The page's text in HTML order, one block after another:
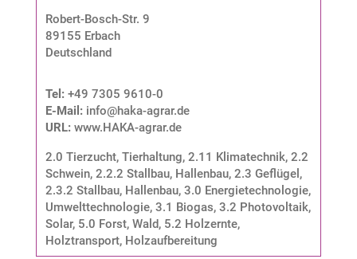
Robert-Bosch-Str. 9
89155 Erbach
Deutschland
Tel: +49 7305 9610-0
E-Mail: info@haka-agrar.de
URL: www.HAKA-agrar.de
2.0 Tierzucht, Tierhaltung, 2.11 Klimatechnik, 2.2
Schwein, 2.2.2 Stallbau, Hallenbau, 2.3 Geflügel ,
2.3.2 Stallbau, Hallenbau, 3.0 Energietechnologie,
Umwelttechnologie, 3.1 Biogas, 3.2 Photovoltaik,
Solar, 5.0 Forst, Wald, 5.2 Holzernte,
Holztransport, Holzaufbereitung